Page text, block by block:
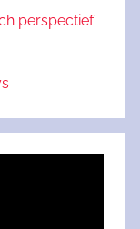
perspectief